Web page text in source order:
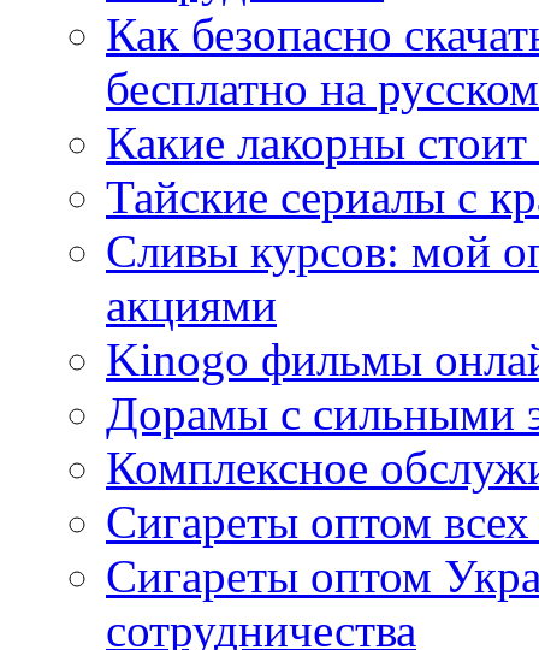
Как безопасно
бесплатно на
Какие лакорны
Тайские сериалы с
Сливы курсов: мой
акциями
Kinogo фильмы
Дорамы с сильными
Комплексное
Сигареты оптом
Сигареты оптом
сотрудничества